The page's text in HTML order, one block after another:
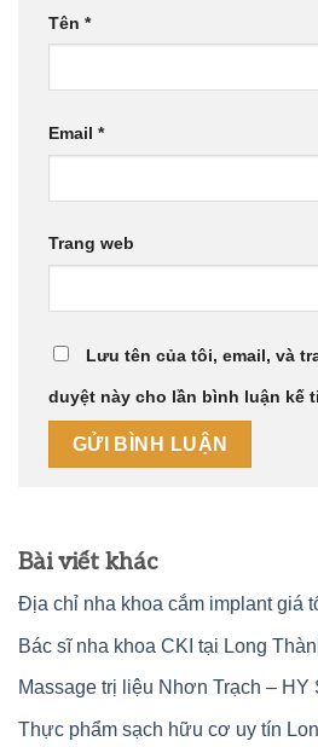
Tên *
Email *
Trang web
Lưu tên của tôi, email, và
duyệt này cho lần bình luận kế
Bài viết khác
Địa chỉ nha khoa cắm implant giá
Bác sĩ nha khoa CKI tại Long
Massage trị liệu Nhơn Trạch – HY
Thực phẩm sạch hữu cơ uy tín